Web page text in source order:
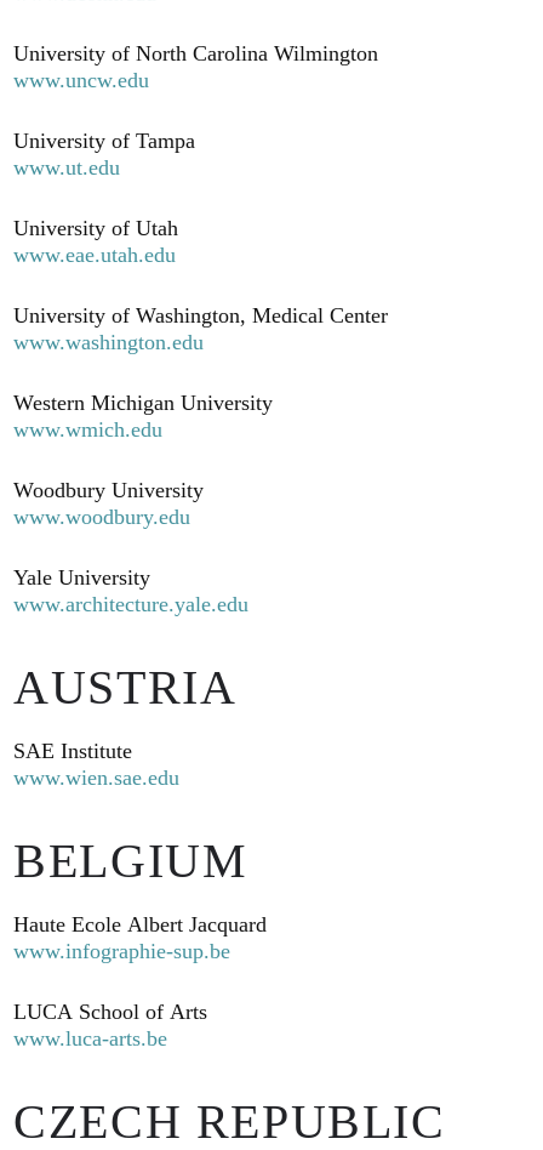
University of North Carolina Wilmington
www.uncw.edu
University of Tampa
www.ut.edu
University of Utah
www.eae.utah.edu
University of Washington, Medical Center
www.washington.edu
Western Michigan University
www.wmich.edu
Woodbury University
www.woodbury.edu
Yale University
www.architecture.yale.edu
AUSTRIA
SAE Institute
www.wien.sae.edu
BELGIUM
Haute Ecole Albert Jacquard
www.infographie-sup.be
LUCA School of Arts
www.luca-arts.be
CZECH REPUBLIC